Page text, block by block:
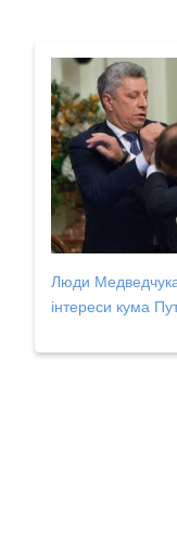
Люди
інтереси кума